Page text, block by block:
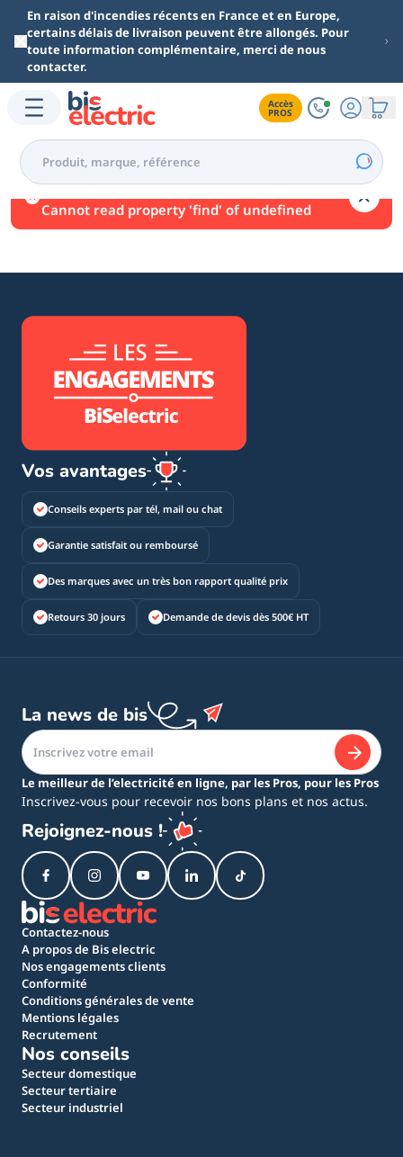
Aller au contenu principal
En raison d'incendies récents en France et en Europe,
certains délais de livraison peuvent être allongés. Pour
toute information complémentaire, merci de nous
contacter.
Accès
PROS
Une erreur est survenue.
Cannot read property 'find' of undefined
Vos avantages
Conseils experts par tél, mail ou chat
Garantie satisfait ou remboursé
Des marques avec un très bon rapport qualité prix
Retours 30 jours Demande de devis dès 500€ HT
La news de bis
Le meilleur de l’electricité en ligne, par les Pros, pour les Pros
Inscrivez-vous pour recevoir nos bons plans et nos actus.
Rejoignez-nous !
Contactez-nous
A propos de Bis electric
Nos engagements clients
Conformité
Conditions générales de vente
Mentions légales
Recrutement
Nos conseils
Secteur domestique
Secteur tertiaire
Secteur industriel